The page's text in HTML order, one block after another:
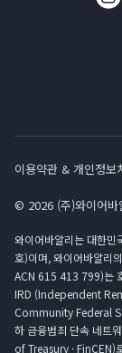
이용약관 & 개인정보
© 2026 (주)와이어
와이어바알리는 대한
호)이며, 와이어바알리
ACN 615 413 799)는
IRD (Independent
Community Federal
하 금융범죄 단속 네
of Treasury · FinCEN)